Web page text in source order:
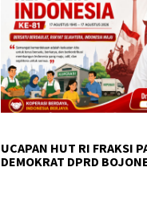
UCAPAN HUT RI FRAKSI
DEMOKRAT DPRD